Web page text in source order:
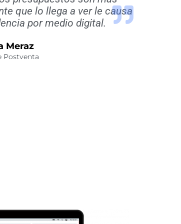
que lo llega a ver le causa
por medio digital.
Meraz
Postventa